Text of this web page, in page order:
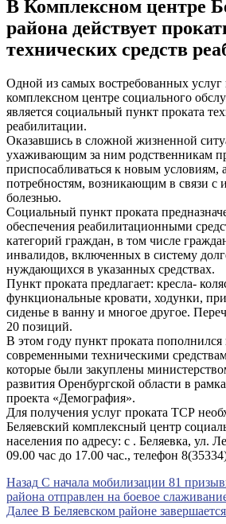
В Комплексном центре
района действует
технических средств
Одной из самых востребованных услуг
комплексном центре социального
является социальный пункт проката
реабилитации.
Оказавшись в сложной жизненной
ухаживающим за ним родственникам
приспосабливаться к новым условиям,
потребностям, возникающим в связи с
болезнью.
Социальный пункт проката
обеспечения реабилитационными
категорий граждан, в том числе
инвалидов, включенных в систему
нуждающихся в указанных средствах.
Пункт проката предлагает: кресла-
функциональные кровати, ходунки,
сиденье в ванну и многое другое.
20 позиций.
В этом году пункт проката
современными техническими
которые были закуплены
развития Оренбургской области в
проекта «Демография».
Для получения услуг проката ТСР
Беляевский комплексный центр
населения по адресу: с . Беляевка, ул.
09.00 час до 17.00 час., телефон
Навигация
по
Назад Предыдущая
запись
С начала мобилизации 81
района отправлен на боевое
Далее Следующая
В Беляевском районе